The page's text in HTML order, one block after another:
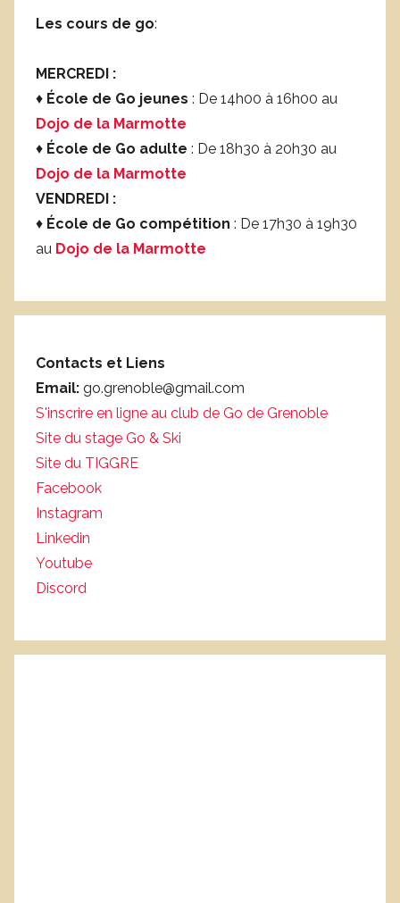
Les cours de go:
MERCREDI :
♦ École de Go jeunes : De 14h00 à 16h00 au
Dojo de la Marmotte
♦ École de Go adulte : De 18h30 à 20h30 au
Dojo de la Marmotte
VENDREDI :
♦ École de Go compétition : De 17h30 à 19h30
au Dojo de la Marmotte
Contacts et Liens
Email: go.grenoble@gmail.com
S'inscrire en ligne au club de Go de Grenoble
Site du stage Go & Ski
Site du TIGGRE
Facebook
Instagram
Linkedin
Youtube
Discord